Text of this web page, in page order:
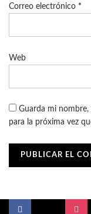
Correo electrónico *
Web
Guarda mi
para la próxima vez